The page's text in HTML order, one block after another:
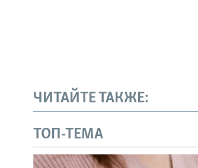
ЧИТАЙТЕ ТАКЖЕ:
ТОП-ТЕМА